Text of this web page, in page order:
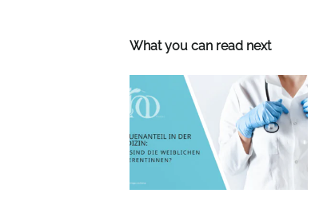
What you can read next